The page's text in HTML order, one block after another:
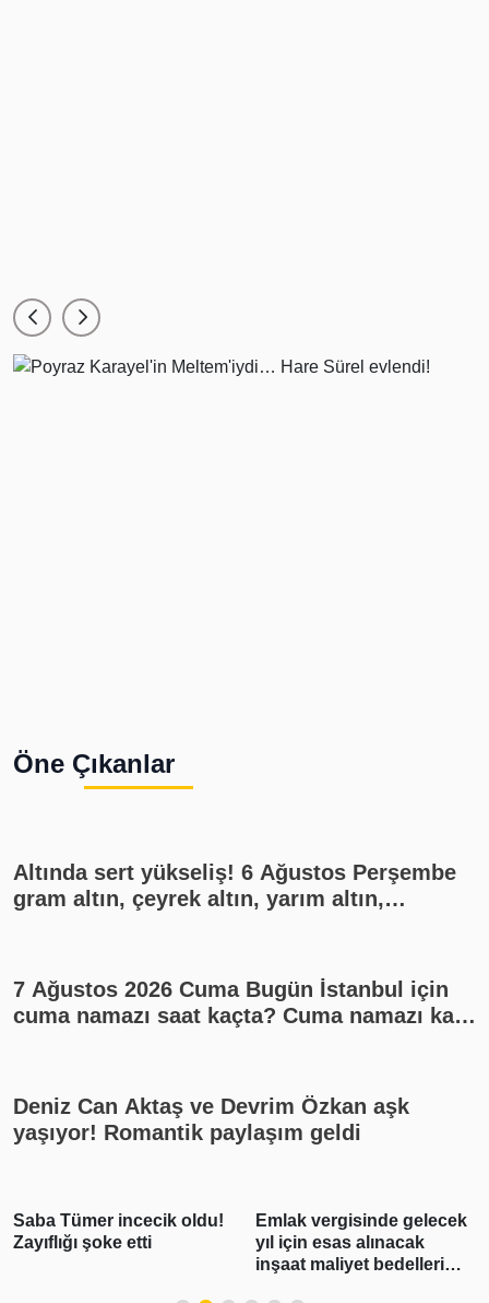
Öne Çıkanlar
Altında sert yükseliş! 6 Ağustos Perşembe
gram altın, çeyrek altın, yarım altın,
7 Ağustos 2026 Cuma Bugün İstanbul için
cuma namazı saat kaçta? Cuma namazı kaç
Deniz Can Aktaş ve Devrim Özkan aşk
yaşıyor! Romantik paylaşım geldi
Emlak vergisinde gelecek
yıl için esas alınacak
Zeka küpü 2 burç!
onlara hayran olur